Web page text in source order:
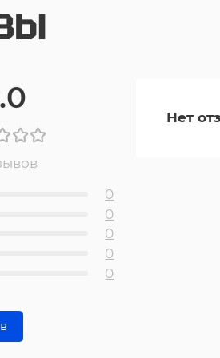
0
0
0
0
0
Нет